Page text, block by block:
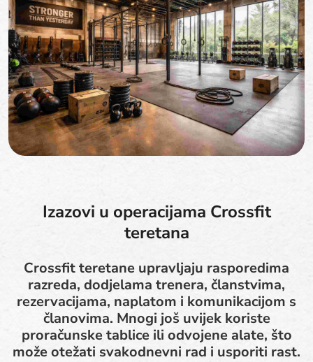
Izazovi u operacijama Crossfit
teretana
Crossfit teretane upravljaju rasporedima
razreda, dodjelama trenera, članstvima,
rezervacijama, naplatom i komunikacijom s
članovima. Mnogi još uvijek koriste
proračunske tablice ili odvojene alate, što
može otežati svakodnevni rad i usporiti rast.